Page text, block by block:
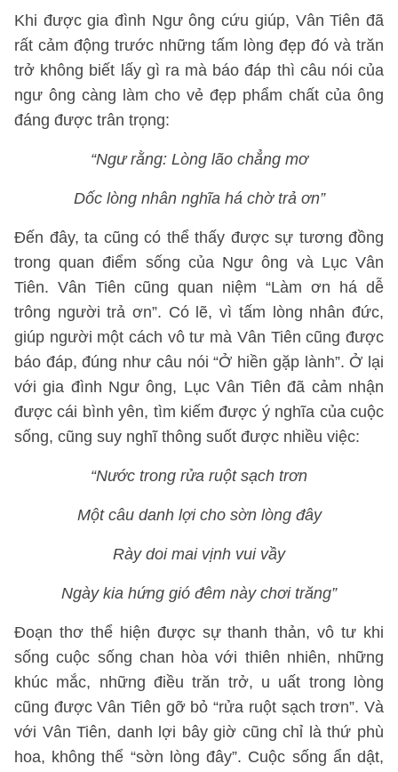
Khi được gia đình Ngư ông cứu giúp, Vân Tiên đã
rất cảm động trước những tấm lòng đẹp đó và trăn
trở không biết lấy gì ra mà báo đáp thì câu nói của
ngư ông càng làm cho vẻ đẹp phẩm chất của ông
đáng được trân trọng:
“Ngư rằng: Lòng lão chẳng mơ
Dốc lòng nhân nghĩa há chờ trả ơn”
Đến đây, ta cũng có thể thấy được sự tương đồng
trong quan điểm sống của Ngư ông và Lục Vân
Tiên. Vân Tiên cũng quan niệm “Làm ơn há dễ
trông người trả ơn”. Có lẽ, vì tấm lòng nhân đức,
giúp người một cách vô tư mà Vân Tiên cũng được
báo đáp, đúng như câu nói “Ở hiền gặp lành”. Ở lại
với gia đình Ngư ông, Lục Vân Tiên đã cảm nhận
được cái bình yên, tìm kiếm được ý nghĩa của cuộc
sống, cũng suy nghĩ thông suốt được nhiều việc:
“Nước trong rửa ruột sạch trơn
Một câu danh lợi cho sờn lòng đây
Rày doi mai vịnh vui vầy
Ngày kia hứng gió đêm này chơi trăng”
Đoạn thơ thể hiện được sự thanh thản, vô tư khi
sống cuộc sống chan hòa với thiên nhiên, những
khúc mắc, những điều trăn trở, u uất trong lòng
cũng được Vân Tiên gỡ bỏ “rửa ruột sạch trơn”. Và
với Vân Tiên, danh lợi bây giờ cũng chỉ là thứ phù
hoa, không thể “sờn lòng đây”. Cuộc sống ẩn dật,